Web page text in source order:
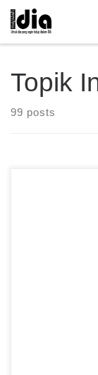
Skip to content
Topik
99 posts